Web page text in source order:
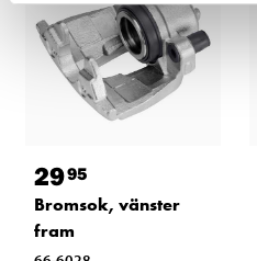
2995
Bromsok, vänster
fram